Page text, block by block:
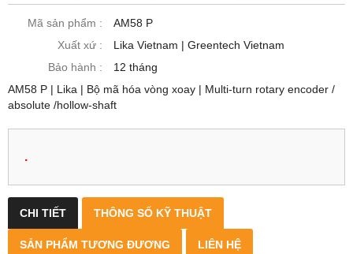
Mã sản phẩm :
AM58 P
Xuất xứ :
Lika Vietnam | Greentech Vietnam
Bảo hành :
12 tháng
AM58 P | Lika | Bộ mã hóa vòng xoay | Multi-turn rotary encoder /
absolute /hollow-shaft
.
CHI TIẾT THÔNG SỐ KỸ THUẬT
SẢN PHẨM TƯƠNG ĐƯƠNG LIÊN HỆ